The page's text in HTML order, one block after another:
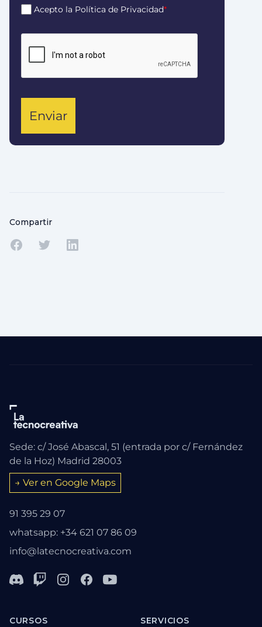
Acepto la Política de Privacidad*
Enviar
Compartir
Compartir en Facebook
Compartir en Twitter
Compartir en Linkedin
Sede: c/ José Abascal, 51 (entrada por c/ Fernández
de la Hoz) Madrid 28003
→ Ver en Google Maps
91 395 29 07
whatsapp: +34 621 07 86 09
info@latecnocreativa.com
DiscordTwitchInstagram
FacebookYoutube
CURSOS SERVICIOS